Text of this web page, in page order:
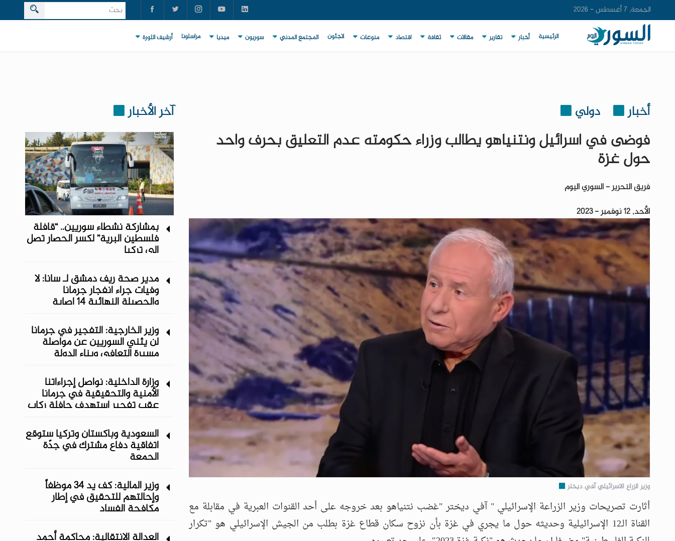
الجمعة, 7 أغسطس - 2026
الرئيسية أخبار تقارير مقالات ثقافة اقتصاد منوعات لاجئون المجتمع المدني سوريون ميديا مراسلونا أرشيف الثورة
أخبار دولي
فوضى في اسرائيل ونتنياهو يطالب وزراء حكومته عدم التعليق بحرف واحد
حول غزة
فريق التحرير - السوري اليوم
الأحد, 12 نوفمبر - 2023
وزير الزراع الاسرائيلي آفي ديختر
أثارت تصريحات وزير الزراعة الإسرائيلي " آفي ديختر "غضب نتنياهو بعد خروجه على أحد القنوات العبرية في مقابلة مع
القناة الـ12 الإسرائيلية وحديثه حول ما يجري في غزة بأن نزوح سكان قطاع غزة بطلب من الجيش الإسرائيلي هو "تكرار
آخر الأخبار
بمشاركة نشطاء سوريين.. “قافلة
فلسطين البرية” لكسر الحصار تصل
إلى تركيا
مدير صحة ريف دمشق لـ سانا: لا
وفيات جراء انفجار جرمانا
والحصيلة النهائية 14 إصابة
وزير الخارجية: التفجير في جرمانا
لن يثني السوريين عن مواصلة
مسيرة التعافي وبناء الدولة
وزارة الداخلية: نواصل إجراءاتنا
الأمنية والتحقيقية في جرمانا
عقب تفجير استهدف حافلة ركاب
السعودية وباكستان وتركيا ستوقع
اتفاقية دفاع مشترك في جدّة
الجمعة
وزير المالية: كف يد 34 موظفاً
وإحالتهم للتحقيق في إطار
مكافحة الفساد